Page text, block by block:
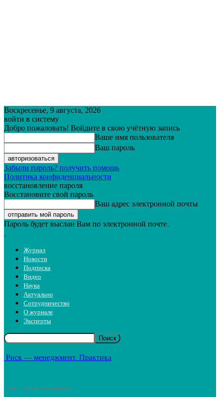
Воскресенье, 9 августа, 2026
войти в систему
Добро пожаловать! Войдите в свою учётную запись
Ваше имя пользователя
Ваш пароль
Забыли пароль? получить помощь
Политика конфиденциальности
восстановление пароля
Восстановите свой пароль
Ваш адрес электронной почты
Пароль будет выслан Вам по электронной почте.
Журнал
Новости
Подписка
Видео
Наука
Актуально
Сотрудничество
О журнале
Эксперты
Риск — менеджмент. Практика
Теги защитные маски